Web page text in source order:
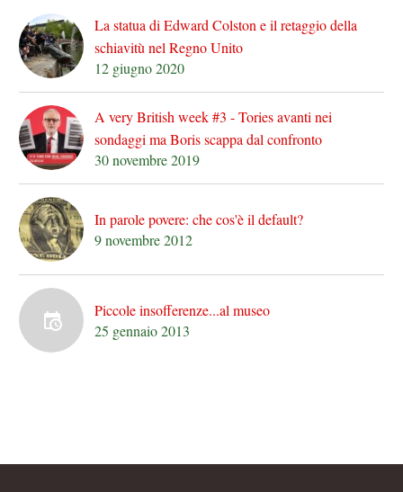
La statua di Edward Colston e il retaggio della
schiavitù nel Regno Unito
12 giugno 2020
A very British week #3 - Tories avanti nei
sondaggi ma Boris scappa dal confronto
30 novembre 2019
In parole povere: che cos'è il default?
9 novembre 2012
Piccole insofferenze...al museo
25 gennaio 2013